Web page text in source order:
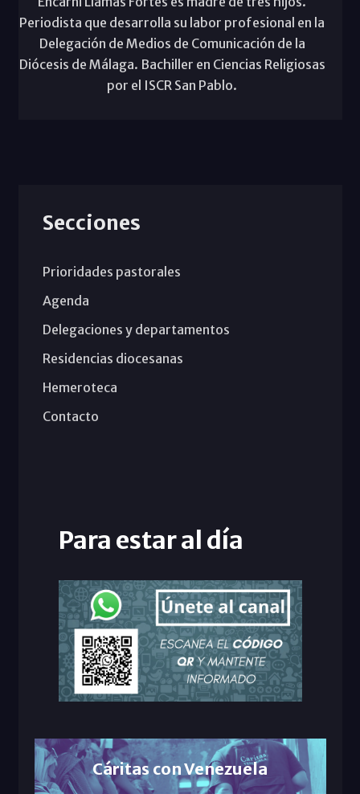
Periodista que desarrolla su labor profesional en la
Delegación de Medios de Comunicación de la
Diócesis de Málaga. Bachiller en Ciencias Religiosas
por el ISCR San Pablo.
Secciones
Prioridades pastorales
Agenda
Delegaciones y departamentos
Residencias diocesanas
Hemeroteca
Contacto
Para estar al día
Cáritas con Venezuela